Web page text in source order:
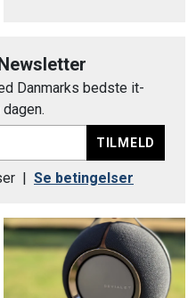
Danmarks bedste it-
TILMELD
Se betingelser